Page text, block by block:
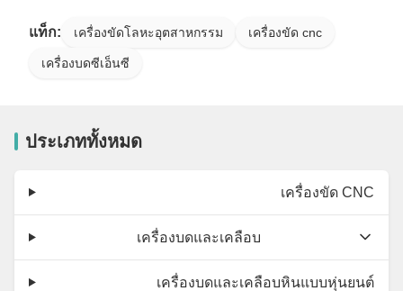
แท็ก: เครื่องขัดโลหะอุตสาหกรรม เครื่องขัด cnc
เครื่องบดซีเอ็นซี
ประเภททั้งหมด
เครื่องขัด CNC
เครื่องบดและเคลือบ
เครื่องบดและเคลือบหินแบบหุ่นยนต์